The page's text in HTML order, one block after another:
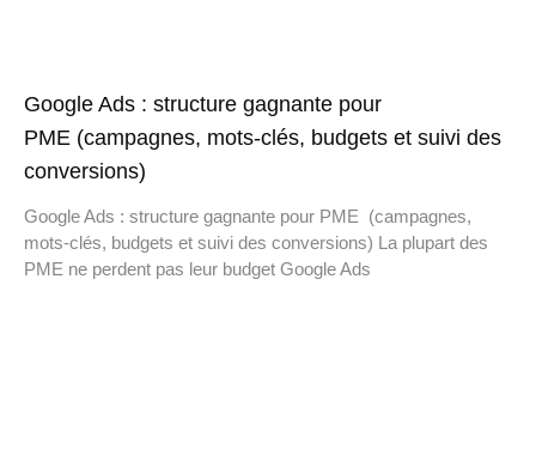
Google Ads : structure gagnante pour
PME (campagnes, mots-clés, budgets et suivi des
conversions)
Google Ads : structure gagnante pour PME (campagnes,
mots-clés, budgets et suivi des conversions) La plupart des
PME ne perdent pas leur budget Google Ads